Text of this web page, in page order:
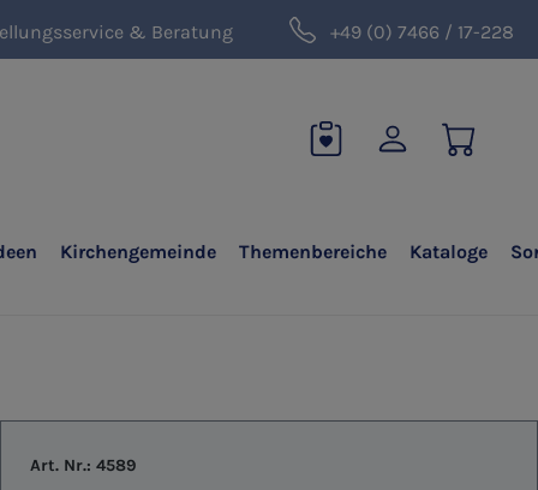
& Beratung +49 (0) 7466 / 17-228
Kirchengemeinde Themenbereiche Kataloge
Art. Nr.: 4589